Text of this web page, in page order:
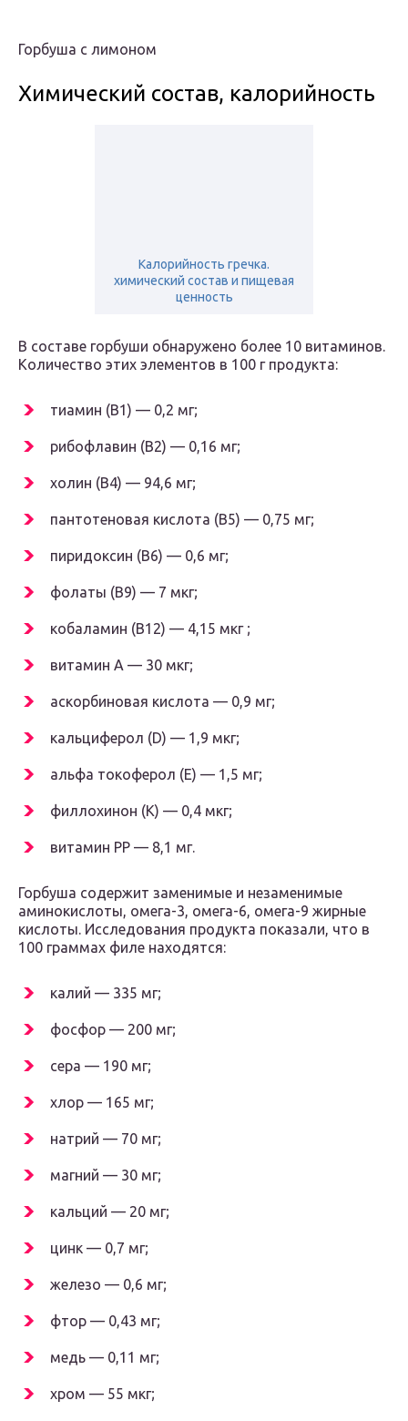
Горбуша с лимоном
Химический состав, калорийность
Калорийность гречка.
химический состав и пищевая
ценность
В составе горбуши обнаружено более 10 витаминов.
Количество этих элементов в 100 г продукта:
тиамин (В1) — 0,2 мг;
рибофлавин (В2) — 0,16 мг;
холин (В4) — 94,6 мг;
пантотеновая кислота (В5) — 0,75 мг;
пиридоксин (В6) — 0,6 мг;
фолаты (В9) — 7 мкг;
кобаламин (В12) — 4,15 мкг ;
витамин А — 30 мкг;
аскорбиновая кислота — 0,9 мг;
кальциферол (D) — 1,9 мкг;
альфа токоферол (Е) — 1,5 мг;
филлохинон (К) — 0,4 мкг;
витамин РР — 8,1 мг.
Горбуша содержит заменимые и незаменимые
аминокислоты, омега-3, омега-6, омега-9 жирные
кислоты. Исследования продукта показали, что в
100 граммах филе находятся:
калий — 335 мг;
фосфор — 200 мг;
сера — 190 мг;
хлор — 165 мг;
натрий — 70 мг;
магний — 30 мг;
кальций — 20 мг;
цинк — 0,7 мг;
железо — 0,6 мг;
фтор — 0,43 мг;
медь — 0,11 мг;
хром — 55 мкг;